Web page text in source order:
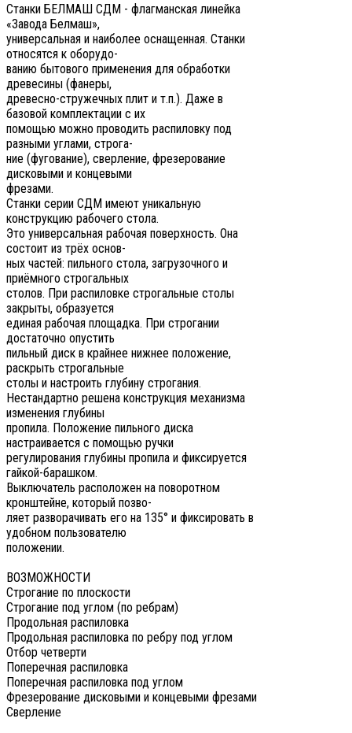
Станки БЕЛМАШ СДМ - флагманская линейка
«Завода Белмаш»,
универсальная и наиболее оснащенная. Станки
относятся к оборудо-
ванию бытового применения для обработки
древесины (фанеры,
древесно-стружечных плит и т.п.). Даже в
базовой комплектации с их
помощью можно проводить распиловку под
разными углами, строга-
ние (фугование), сверление, фрезерование
дисковыми и концевыми
фрезами.
Станки серии СДМ имеют уникальную
конструкцию рабочего стола.
Это универсальная рабочая поверхность. Она
состоит из трёх основ-
ных частей: пильного стола, загрузочного и
приёмного строгальных
столов. При распиловке строгальные столы
закрыты, образуется
единая рабочая площадка. При строгании
достаточно опустить
пильный диск в крайнее нижнее положение,
раскрыть строгальные
столы и настроить глубину строгания.
Нестандартно решена конструкция механизма
изменения глубины
пропила. Положение пильного диска
настраивается с помощью ручки
регулирования глубины пропила и фиксируется
гайкой-барашком.
Выключатель расположен на поворотном
кронштейне, который позво-
ляет разворачивать его на 135° и фиксировать в
удобном пользователю
положении.
ВОЗМОЖНОСТИ
Строгание по плоскости
Строгание под углом (по ребрам)
Продольная распиловка
Продольная распиловка по ребру под углом
Отбор четверти
Поперечная распиловка
Поперечная распиловка под углом
Фрезерование дисковыми и концевыми фрезами
Сверление